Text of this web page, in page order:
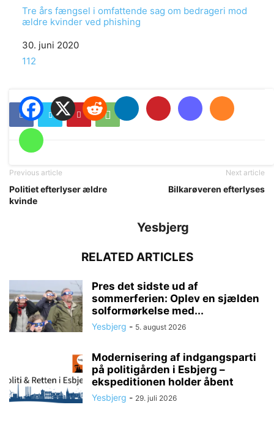
Tre års fængsel i omfattende sag om bedrageri mod
ældre kvinder ved phishing
Date
30. juni 2020
In relation to
112
Previous article
Politiet efterlyser ældre
kvinde
Next article
Bilkarøveren efterlyses
Yesbjerg
RELATED ARTICLES
Pres det sidste ud af
sommerferien: Oplev en sjælden
solformørkelse med...
Yesbjerg - 5. august 2026
Modernisering af indgangsparti
på politigården i Esbjerg –
ekspeditionen holder åbent
Yesbjerg - 29. juli 2026